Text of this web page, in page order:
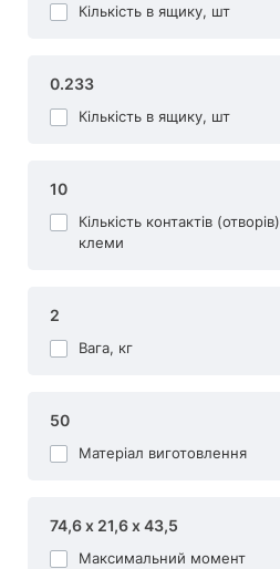
Кількість в ящику, шт
0.233
Кількість в ящику, шт
10
Кількість контактів (отворів)
клеми
2
Вага, кг
50
Матеріал виготовлення
74,6 х 21,6 х 43,5
Максимальний момент